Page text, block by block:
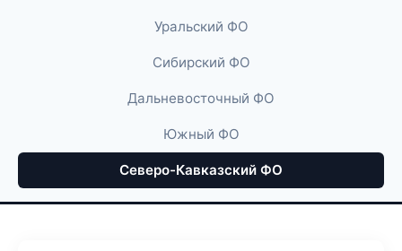
Уральский ФО
Сибирский ФО
Дальневосточный ФО
Южный ФО
Северо-Кавказский ФО